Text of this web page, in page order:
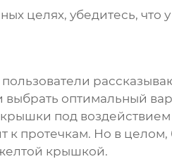
целях, убедитесь, что у
оптимальный
под
к протечкам. Но в
крышкой.